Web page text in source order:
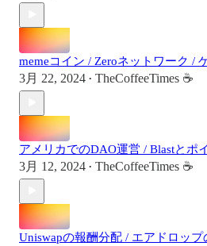
memeコイン / Zeroネットワーク /
3月 22, 2024 • TheCoffeeTimes ☕
アメリカでのDAO運営 / Blastとポ
3月 12, 2024 • TheCoffeeTimes ☕
Uniswapの報酬分配 / エアドロップ